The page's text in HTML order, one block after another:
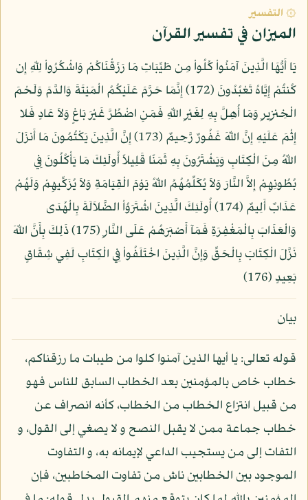
۞ التفسير
الميزان في تفسير القرآن
يَا أَيُّهَا الَّذِينَ آمَنُواْ كُلُواْ مِن طَيِّبَاتِ مَا رَزَقْنَاكُمْ وَاشْكُرُواْ لِلّهِ إِن
كُنتُمْ إِيَّاهُ تَعْبُدُونَ (172) إِنَّمَا حَرَّمَ عَلَيْكُمُ الْمَيْتَةَ وَالدَّمَ وَلَحْمَ
الْخِنزِيرِ وَمَا أُهِلَّ بِهِ لِغَيْرِ اللّهِ فَمَنِ اضْطُرَّ غَيْرَ بَاغٍ وَلاَ عَادٍ فَلا
إِثْمَ عَلَيْهِ إِنَّ اللّهَ غَفُورٌ رَّحِيمٌ (173) إِنَّ الَّذِينَ يَكْتُمُونَ مَا أَنزَلَ
اللّهُ مِنَ الْكِتَابِ وَيَشْتَرُونَ بِهِ ثَمَنًا قَلِيلاً أُولَئِكَ مَا يَأْكُلُونَ فِي
بُطُونِهِمْ إِلاَّ النَّارَ وَلاَ يُكَلِّمُهُمُ اللّهُ يَوْمَ الْقِيَامَةِ وَلاَ يُزَكِّيهِمْ وَلَهُمْ
عَذَابٌ أَلِيمٌ (174) أُولَئِكَ الَّذِينَ اشْتَرَوُاْ الضَّلاَلَةَ بِالْهُدَى
وَالْعَذَابَ بِالْمَغْفِرَةِ فَمَآ أَصْبَرَهُمْ عَلَى النَّارِ (175) ذَلِكَ بِأَنَّ اللّهَ
نَزَّلَ الْكِتَابَ بِالْحَقِّ وَإِنَّ الَّذِينَ اخْتَلَفُواْ فِي الْكِتَابِ لَفِي شِقَاقٍ
بَعِيدٍ (176)
بيان
قوله تعالى: يا أيها الذين آمنوا كلوا من طيبات ما رزقناكم،
خطاب خاص بالمؤمنين بعد الخطاب السابق للناس فهو
من قبيل انتزاع الخطاب من الخطاب، كأنه انصراف عن
خطاب جماعة ممن لا يقبل النصح و لا يصغي إلى القول، و
التفات إلى من يستجيب الداعي لإيمانه به، و التفاوت
الموجود بين الخطابين ناش من تفاوت المخاطبين، فإن